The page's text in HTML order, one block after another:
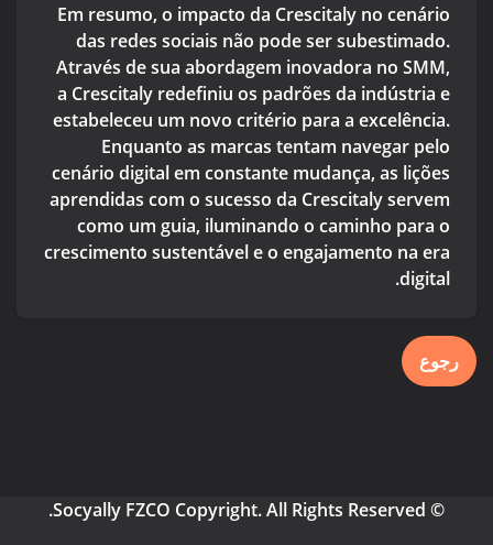
Em resumo, o impacto da Crescitaly no cenário
das redes sociais não pode ser subestimado.
Através de sua abordagem inovadora no SMM,
a Crescitaly redefiniu os padrões da indústria e
estabeleceu um novo critério para a excelência.
Enquanto as marcas tentam navegar pelo
cenário digital em constante mudança, as lições
aprendidas com o sucesso da Crescitaly servem
como um guia, iluminando o caminho para o
crescimento sustentável e o engajamento na era
digital.
رجوع
© Socyally FZCO Copyright. All Rights Reserved.